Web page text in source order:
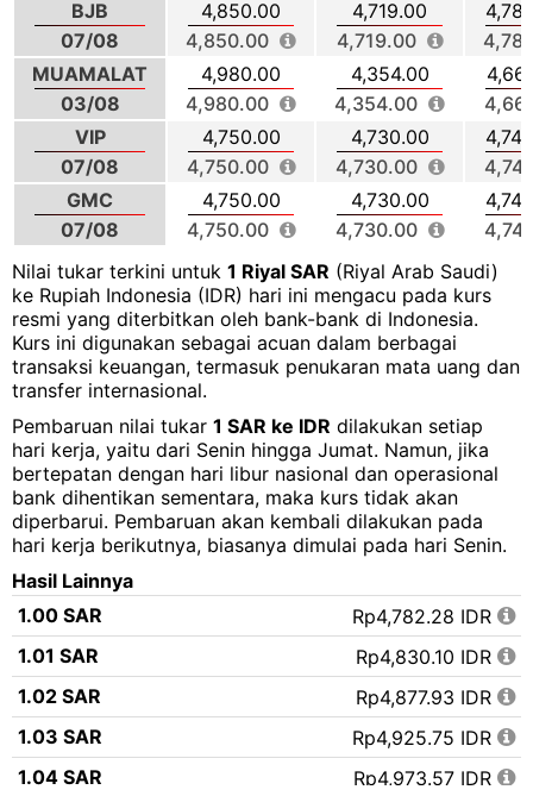
BJB
07/08
4,850.00
4,850.00
4,719.00
4,719.00
MUAMALAT
03/08
4,980.00
4,980.00
4,354.00
4,354.00
VIP
07/08
4,750.00
4,750.00
4,730.00
4,730.00
GMC
07/08
4,750.00
4,750.00
4,730.00
4,730.00
Nilai tukar terkini untuk 1 Riyal SAR (Riyal Arab Saudi)
ke Rupiah Indonesia (IDR) hari ini mengacu pada kurs
resmi yang diterbitkan oleh bank-bank di Indonesia.
Kurs ini digunakan sebagai acuan dalam berbagai
transaksi keuangan, termasuk penukaran mata uang dan
transfer internasional.
Pembaruan nilai tukar 1 SAR ke IDR dilakukan setiap
hari kerja, yaitu dari Senin hingga Jumat. Namun, jika
bertepatan dengan hari libur nasional dan operasional
bank dihentikan sementara, maka kurs tidak akan
diperbarui. Pembaruan akan kembali dilakukan pada
hari kerja berikutnya, biasanya dimulai pada hari Senin.
Hasil Lainnya
1.00 SAR
Rp4,782.28 IDR
1.01 SAR
Rp4,830.10 IDR
1.02 SAR
Rp4,877.93 IDR
1.03 SAR
Rp4,925.75 IDR
1.04 SAR
Rp4,973.57 IDR